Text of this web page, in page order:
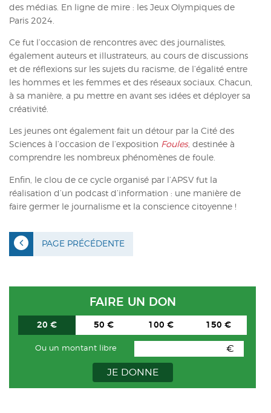
des médias. En ligne de mire : les Jeux Olympiques de
Paris 2024.
Ce fut l’occasion de rencontres avec des journalistes,
également auteurs et illustrateurs, au cours de discussions
et de réflexions sur les sujets du racisme, de l’égalité entre
les hommes et les femmes et des réseaux sociaux. Chacun,
à sa manière, a pu mettre en avant ses idées et déployer sa
créativité.
Les jeunes ont également fait un détour par la Cité des
Sciences à l’occasion de l’exposition Foules, destinée à
comprendre les nombreux phénomènes de foule.
Enfin, le clou de ce cycle organisé par l’APSV fut la
réalisation d’un podcast d’information : une manière de
faire germer le journalisme et la conscience citoyenne !
PAGE PRÉCÉDENTE
FAIRE UN DON
20 € 50 € 100 € 150 €
Ou un montant libre €
JE DONNE